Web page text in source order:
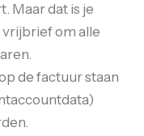
Maar dat is je
om alle
de factuur staan